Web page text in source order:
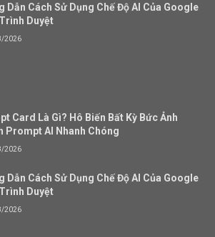
Dẫn Cách Sử Dụng Chế Độ AI Của Google
Duyệt
2026
Card Là Gì? Hô Biến Bất Kỳ Bức Ảnh
Prompt AI Nhanh Chóng
2026
Dẫn Cách Sử Dụng Chế Độ AI Của Google
Duyệt
2026